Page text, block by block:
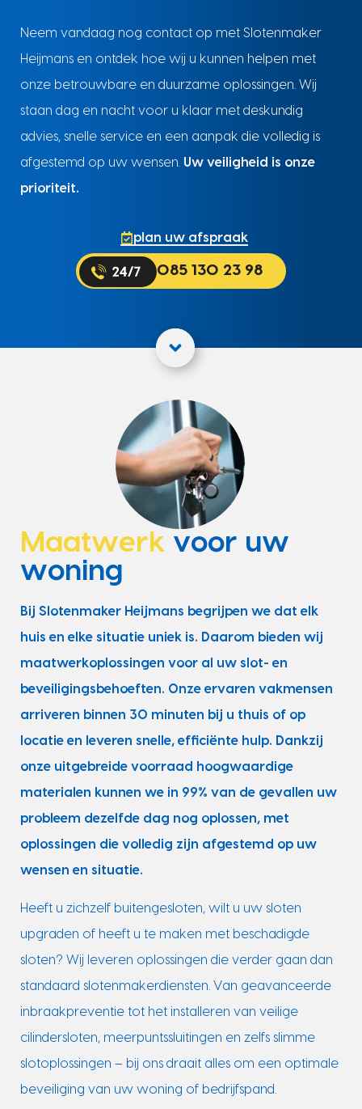
Neem vandaag nog contact op met Slotenmaker
Heijmans en ontdek hoe wij u kunnen helpen met
onze betrouwbare en duurzame oplossingen. Wij
staan dag en nacht voor u klaar met deskundig
advies, snelle service en een aanpak die volledig is
afgestemd op uw wensen. Uw veiligheid is onze
prioriteit.
plan uw afspraak
085 130 23 98
Maatwerk voor uw
woning
Bij Slotenmaker Heijmans begrijpen we dat elk
huis en elke situatie uniek is. Daarom bieden wij
maatwerkoplossingen voor al uw slot- en
beveiligingsbehoeften. Onze ervaren vakmensen
arriveren binnen 30 minuten bij u thuis of op
locatie en leveren snelle, efficiënte hulp. Dankzij
onze uitgebreide voorraad hoogwaardige
materialen kunnen we in 99% van de gevallen uw
probleem dezelfde dag nog oplossen, met
oplossingen die volledig zijn afgestemd op uw
wensen en situatie.
Heeft u zichzelf buitengesloten, wilt u uw sloten
upgraden of heeft u te maken met beschadigde
sloten? Wij leveren oplossingen die verder gaan dan
standaard slotenmakerdiensten. Van geavanceerde
inbraakpreventie tot het installeren van veilige
cilindersloten, meerpuntssluitingen en zelfs slimme
slotoplossingen – bij ons draait alles om een optimale
beveiliging van uw woning of bedrijfspand.